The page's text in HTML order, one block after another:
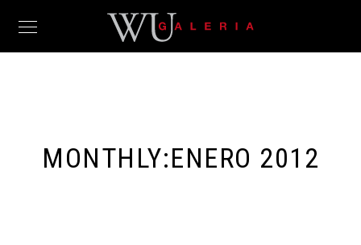
MONTHLY:ENERO 2012